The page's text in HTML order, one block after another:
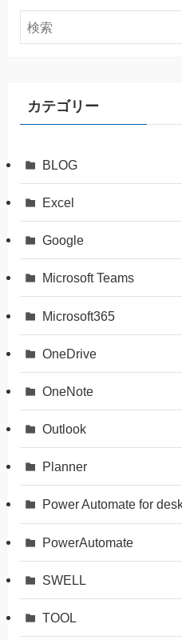
カテゴリー
BLOG
Excel
Google
Microsoft Teams
Microsoft365
OneDrive
OneNote
Outlook
Planner
Power Automate for
PowerAutomate
SWELL
TOOL